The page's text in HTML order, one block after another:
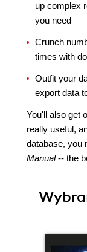
up complex
you need
Crunch
times with
Outfit your
export data
You'll also get
really useful,
database, you
Manual-- the